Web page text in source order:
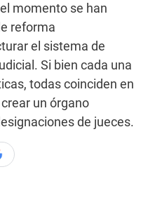
momento se han
reforma
el sistema de
Si bien cada una
todas coinciden en
un órgano
de jueces.